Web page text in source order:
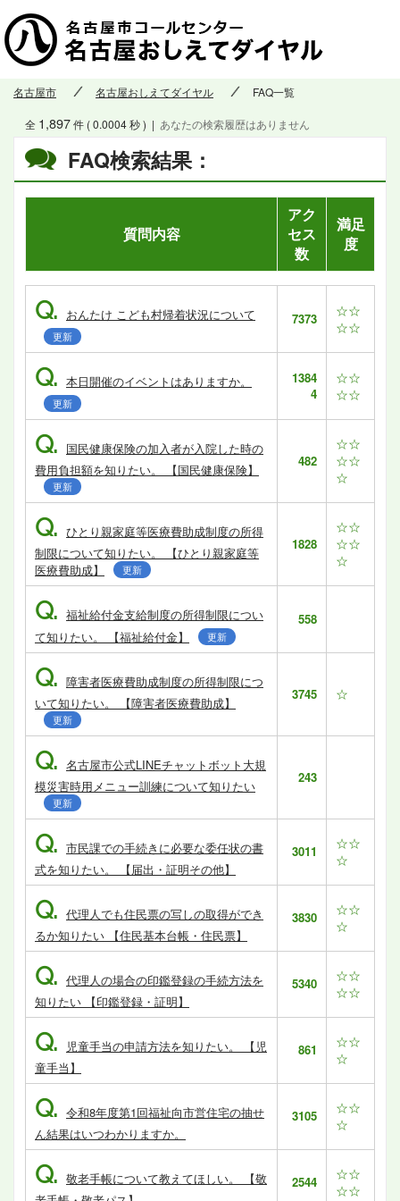
名古屋市 名古屋おしえてダイヤル FAQ一覧
FAQ検索結果：
全 1,897件 ( 0.0004 秒 ) | あなたの検索履歴はありません
質問内容
アク
セス
数
満足
度
Q. おんたけ こども村帰着状況について
更新
7373
☆☆
☆☆
Q. 本日開催のイベントはありますか。
更新
1384
4
☆☆
☆☆
Q. 国民健康保険の加入者が入院した時の
費用負担額を知りたい。 【国民健康保険】
更新
482
☆☆
☆☆
☆
Q. ひとり親家庭等医療費助成制度の所得
制限について知りたい。 【ひとり親家庭等
医療費助成】
更新
1828
☆☆
☆☆
☆
Q. 福祉給付金支給制度の所得制限につい
て知りたい。 【福祉給付金】
更新
558
Q. 障害者医療費助成制度の所得制限につ
いて知りたい。 【障害者医療費助成】
更新
3745 ☆
Q. 名古屋市公式LINEチャットボット大規
模災害時用メニュー訓練について知りたい
更新
243
Q. 市民課での手続きに必要な委任状の書
式を知りたい。 【届出・証明その他】
3011
☆☆
☆
Q. 代理人でも住民票の写しの取得ができ
るか知りたい 【住民基本台帳・住民票】
3830
☆☆
☆
Q. 代理人の場合の印鑑登録の手続方法を
知りたい 【印鑑登録・証明】
5340
☆☆
☆☆
Q.
児童手当の申請方法を知りたい。 【児
童手当】
861
☆☆
☆
Q. 令和8年度第1回福祉向市営住宅の抽せ
ん結果はいつわかりますか。
3105
☆☆
☆
Q. 敬老手帳について教えてほしい。 【敬
2544
☆☆
☆☆